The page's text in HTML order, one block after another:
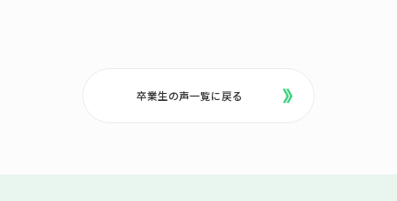
卒業生の声一覧に戻る